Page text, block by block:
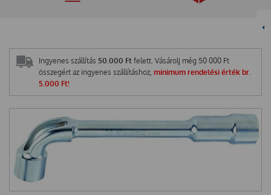
Ingyenes szállítás 50.000 Ft felett. Vásárolj még 50 000 Ft
összegért az ingyenes szállításhoz, minimum rendelési érték br.
5.000 Ft!